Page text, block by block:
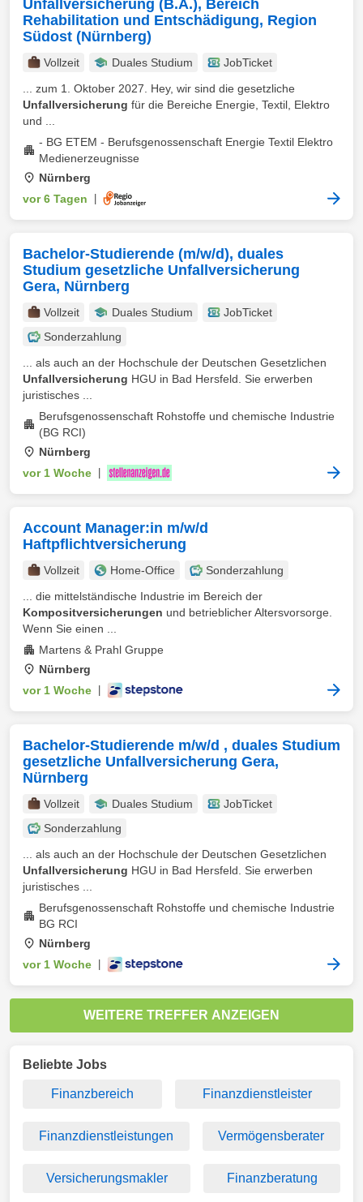
Unfallversicherung (B.A.), Bereich
Rehabilitation und Entschädigung, Region
Südost (Nürnberg)
Vollzeit Duales Studium
JobTicket
... zum 1. Oktober 2027. Hey, wir sind die gesetzliche
Unfallversicherung für die Bereiche Energie, Textil, Elektro
und ...
- BG ETEM - Berufsgenossenschaft Energie Textil Elektro
Medienerzeugnisse
Nürnberg
vor 6 Tagen
Bachelor-Studierende (m/w/d), duales
Studium gesetzliche Unfallversicherung
Gera, Nürnberg
Vollzeit Duales Studium
JobTicket
Sonderzahlung
... als auch an der Hochschule der Deutschen Gesetzlichen
Unfallversicherung HGU in Bad Hersfeld. Sie erwerben
juristisches ...
Berufsgenossenschaft Rohstoffe und chemische Industrie
(BG RCI)
Nürnberg
vor 1 Woche
Account Manager:in m/w/d
Haftpflichtversicherung
Vollzeit Home-Office
Sonderzahlung
... die mittelständische Industrie im Bereich der
Kompositversicherungen und betrieblicher Altersvorsorge.
Wenn Sie einen ...
Martens & Prahl Gruppe
Nürnberg
vor 1 Woche
Bachelor-Studierende m/w/d , duales Studium
gesetzliche Unfallversicherung Gera,
Nürnberg
Vollzeit Duales Studium
JobTicket
Sonderzahlung
... als auch an der Hochschule der Deutschen Gesetzlichen
Unfallversicherung HGU in Bad Hersfeld. Sie erwerben
juristisches ...
Berufsgenossenschaft Rohstoffe und chemische Industrie
BG RCI
Nürnberg
vor 1 Woche
WEITERE TREFFER ANZEIGEN
Beliebte Jobs
Finanzbereich Finanzdienstleister
Finanzdienstleistungen Vermögensberater
Versicherungsmakler Finanzberatung